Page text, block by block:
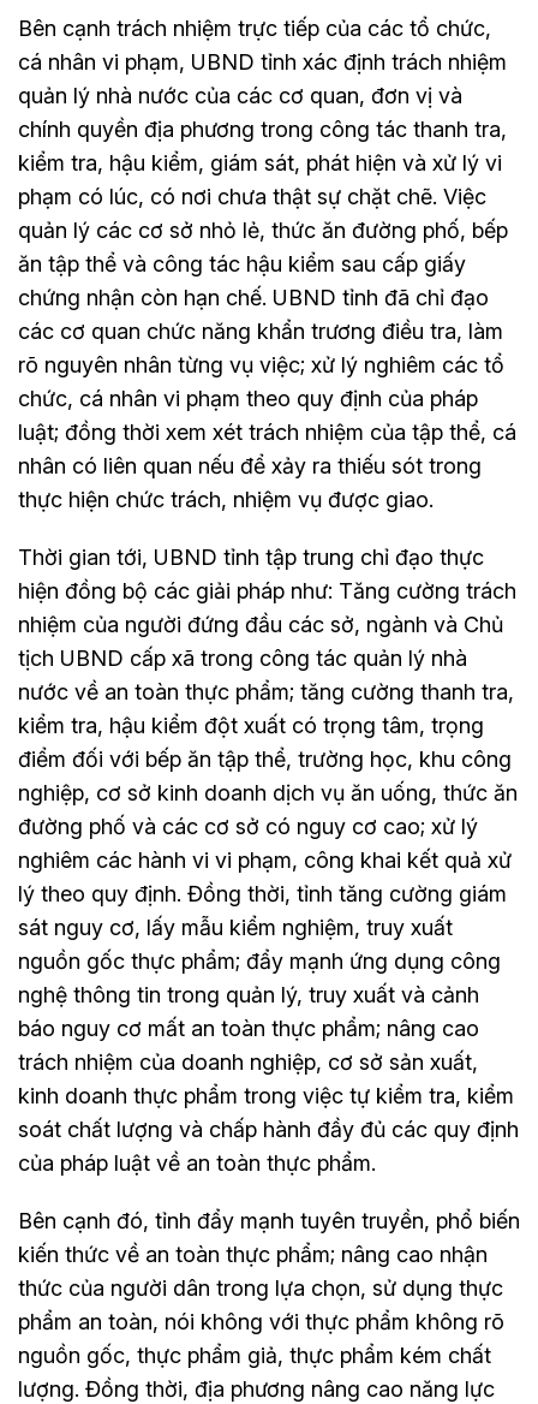
Bên cạnh trách nhiệm trực tiếp của các tổ chức,
cá nhân vi phạm, UBND tỉnh xác định trách nhiệm
quản lý nhà nước của các cơ quan, đơn vị và
chính quyền địa phương trong công tác thanh tra,
kiểm tra, hậu kiểm, giám sát, phát hiện và xử lý vi
phạm có lúc, có nơi chưa thật sự chặt chẽ. Việc
quản lý các cơ sở nhỏ lẻ, thức ăn đường phố, bếp
ăn tập thể và công tác hậu kiểm sau cấp giấy
chứng nhận còn hạn chế. UBND tỉnh đã chỉ đạo
các cơ quan chức năng khẩn trương điều tra, làm
rõ nguyên nhân từng vụ việc; xử lý nghiêm các tổ
chức, cá nhân vi phạm theo quy định của pháp
luật; đồng thời xem xét trách nhiệm của tập thể, cá
nhân có liên quan nếu để xảy ra thiếu sót trong
thực hiện chức trách, nhiệm vụ được giao.
Thời gian tới, UBND tỉnh tập trung chỉ đạo thực
hiện đồng bộ các giải pháp như: Tăng cường trách
nhiệm của người đứng đầu các sở, ngành và Chủ
tịch UBND cấp xã trong công tác quản lý nhà
nước về an toàn thực phẩm; tăng cường thanh tra,
kiểm tra, hậu kiểm đột xuất có trọng tâm, trọng
điểm đối với bếp ăn tập thể, trường học, khu công
nghiệp, cơ sở kinh doanh dịch vụ ăn uống, thức ăn
đường phố và các cơ sở có nguy cơ cao; xử lý
nghiêm các hành vi vi phạm, công khai kết quả xử
lý theo quy định. Đồng thời, tỉnh tăng cường giám
sát nguy cơ, lấy mẫu kiểm nghiệm, truy xuất
nguồn gốc thực phẩm; đẩy mạnh ứng dụng công
nghệ thông tin trong quản lý, truy xuất và cảnh
báo nguy cơ mất an toàn thực phẩm; nâng cao
trách nhiệm của doanh nghiệp, cơ sở sản xuất,
kinh doanh thực phẩm trong việc tự kiểm tra, kiểm
soát chất lượng và chấp hành đầy đủ các quy định
của pháp luật về an toàn thực phẩm.
Bên cạnh đó, tỉnh đẩy mạnh tuyên truyền, phổ biến
kiến thức về an toàn thực phẩm; nâng cao nhận
thức của người dân trong lựa chọn, sử dụng thực
phẩm an toàn, nói không với thực phẩm không rõ
nguồn gốc, thực phẩm giả, thực phẩm kém chất
lượng. Đồng thời, địa phương nâng cao năng lực